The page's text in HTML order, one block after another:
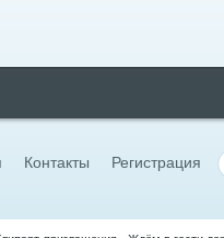
Контакты Регистрация